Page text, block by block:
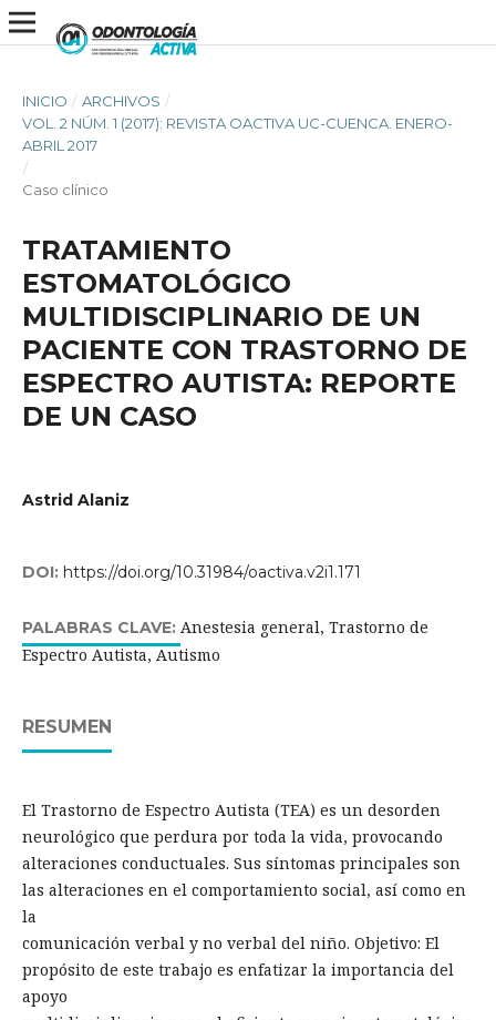
INICIO / ARCHIVOS /
VOL. 2 NÚM. 1 (2017): REVISTA OACTIVA UC-CUENCA. ENERO-
ABRIL 2017
/
Caso clínico
TRATAMIENTO
ESTOMATOLÓGICO
MULTIDISCIPLINARIO DE UN
PACIENTE CON TRASTORNO DE
ESPECTRO AUTISTA: REPORTE
DE UN CASO
Astrid Alaniz
DOI: https://doi.org/10.31984/oactiva.v2i1.171
PALABRAS CLAVE: Anestesia general, Trastorno de
Espectro Autista, Autismo
RESUMEN
El Trastorno de Espectro Autista (TEA) es un desorden
neurológico que perdura por toda la vida, provocando
alteraciones conductuales. Sus síntomas principales son
las alteraciones en el comportamiento social, así como en
la
comunicación verbal y no verbal del niño. Objetivo: El
propósito de este trabajo es enfatizar la importancia del
apoyo